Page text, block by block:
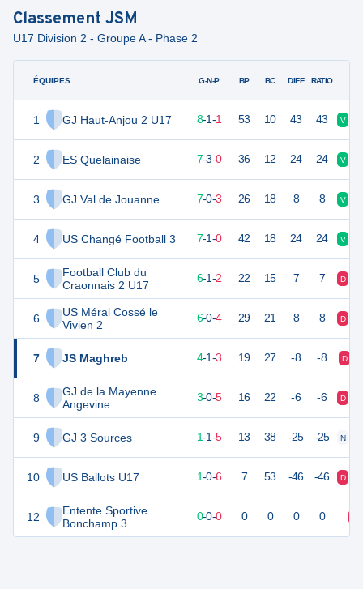
Classement JSM
U17 Division 2 - Groupe A - Phase 2
ÉQUIPES
1 GJ Haut-Anjou 2 U17
2 ES Quelainaise
3 GJ Val de Jouanne
4 US Changé Football 3
5
Football Club du
Craonnais 2 U17
6
US Méral Cossé le
Vivien 2
7 JS Maghreb
8
GJ de la Mayenne
Angevine
9 GJ 3 Sources
10 US Ballots U17
12
Entente Sportive
Bonchamp 3
G-N-P BP BC DIFF RATIO
25 10 8-1-1 53 10 43 43 V
7-3-0 36 12 24 24 V
21 7-0-3 26 18 8 8 V
20 10 7-1-0 42 18 24 24 V
18 6-1-2 22 15 7 7 D
18 6-0-4 29 21 8 8 D
4-1-3 19 27 -8 -8 D
7 3-0-5 16 22 -6 -6 D
1-1-5 13 38 -25 -25 N
1-0-6 7 53 -46 -46 D
0 0-0-0 0 0 0 0